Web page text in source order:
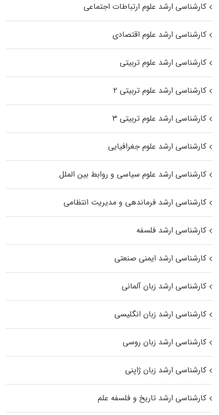
کارشناسی ارشد علوم ارتباطات اجتماعی
کارشناسی ارشد علوم اقتصادی
کارشناسی ارشد علوم تربیتی
کارشناسی ارشد علوم تربیتی ۲
کارشناسی ارشد علوم تربیتی ۳
کارشناسی ارشد علوم جغرافیایی
کارشناسی ارشد علوم سیاسی و روابط بین الملل
کارشناسی ارشد فرماندهی و مدیریت انتظامی
کارشناسی ارشد فلسفه
کارشناسی ارشد ایمنی صنعتی
کارشناسی ارشد زبان آلمانی
کارشناسی ارشد زبان انگلیسی
کارشناسی ارشد زبان روسی
کارشناسی ارشد زبان ژاپنی
کارشناسی ارشد تاریخ و فلسفه علم